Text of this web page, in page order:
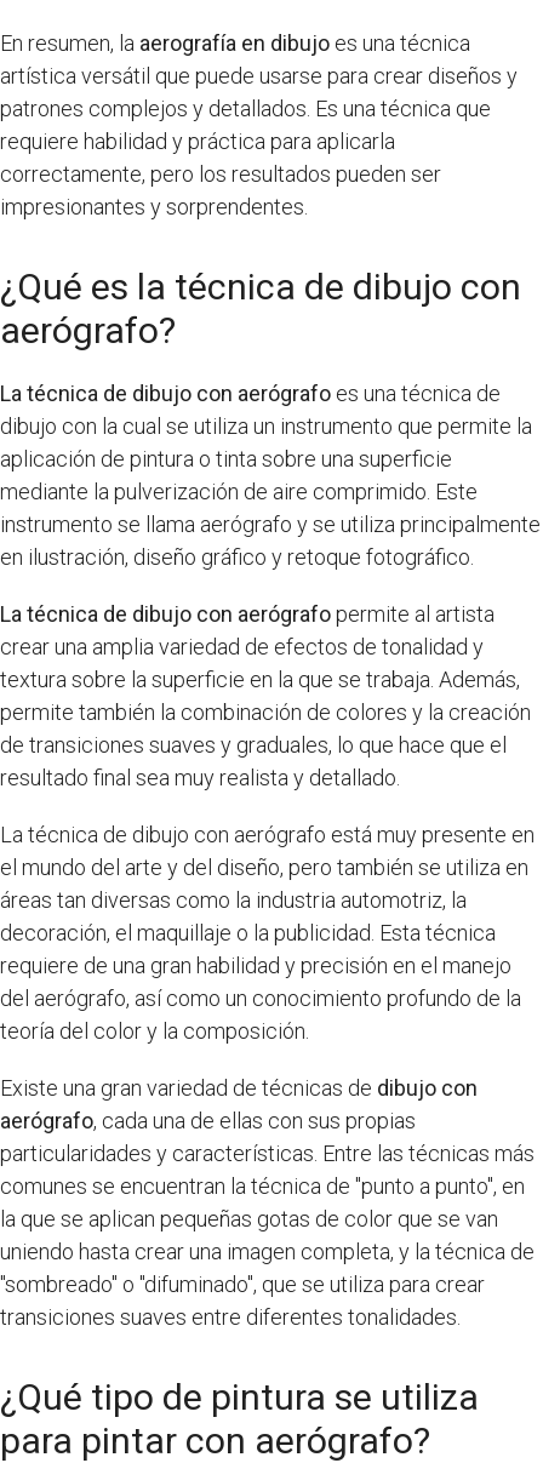
En resumen, la aerografía en dibujo es una técnica
artística versátil que puede usarse para crear diseños y
patrones complejos y detallados. Es una técnica que
requiere habilidad y práctica para aplicarla
correctamente, pero los resultados pueden ser
impresionantes y sorprendentes.
¿Qué es la técnica de dibujo con
aerógrafo?
La técnica de dibujo con aerógrafo es una técnica de
dibujo con la cual se utiliza un instrumento que permite la
aplicación de pintura o tinta sobre una superficie
mediante la pulverización de aire comprimido. Este
instrumento se llama aerógrafo y se utiliza principalmente
en ilustración, diseño gráfico y retoque fotográfico.
La técnica de dibujo con aerógrafopermite al artista
crear una amplia variedad de efectos de tonalidad y
textura sobre la superficie en la que se trabaja. Además,
permite también la combinación de colores y la creación
de transiciones suaves y graduales, lo que hace que el
resultado final sea muy realista y detallado.
La técnica de dibujo con aerógrafo está muy presente en
el mundo del arte y del diseño, pero también se utiliza en
áreas tan diversas como la industria automotriz, la
decoración, el maquillaje o la publicidad. Esta técnica
requiere de una gran habilidad y precisión en el manejo
del aerógrafo, así como un conocimiento profundo de la
teoría del color y la composición.
Existe una gran variedad de técnicas de dibujo con
aerógrafo, cada una de ellas con sus propias
particularidades y características. Entre las técnicas más
comunes se encuentran la técnica de "punto a punto", en
la que se aplican pequeñas gotas de color que se van
uniendo hasta crear una imagen completa, y la técnica de
"sombreado" o "difuminado", que se utiliza para crear
transiciones suaves entre diferentes tonalidades.
¿Qué tipo de pintura se utiliza
para pintar con aerógrafo?